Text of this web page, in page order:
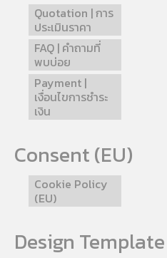
Quotation | การ
ประเมินราคา
FAQ | คำถามที่
พบบ่อย
Payment |
เงื่อนไขการชำระ
เงิน
Consent (EU)
Cookie Policy
(EU)
Design Template